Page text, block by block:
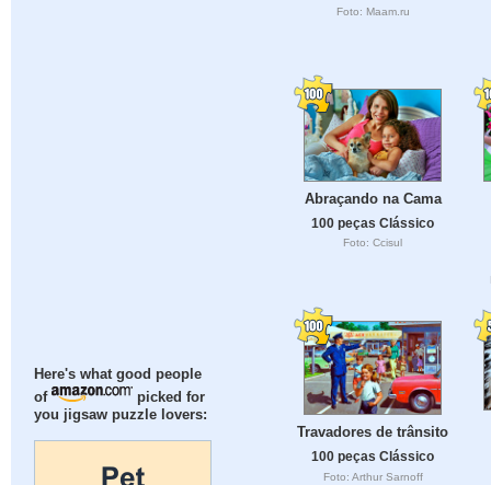
Here's what good people
of
picked for
you jigsaw puzzle lovers:
Foto: Maam.ru
Abraçando na Cama
100 peças Clássico
Foto: Ccisul
Travadores de trânsito
100 peças Clássico
Foto: Arthur Sarnoff